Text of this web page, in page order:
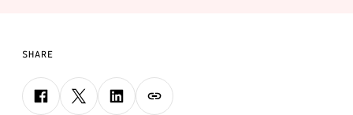
SHARE